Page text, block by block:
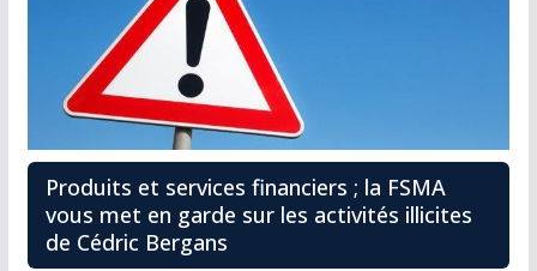
Produits et services financiers ; la FSMA
vous met en garde sur les activités illicites
de Cédric Bergans